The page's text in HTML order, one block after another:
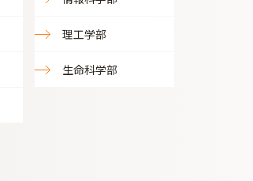
理工学部
生命科学部